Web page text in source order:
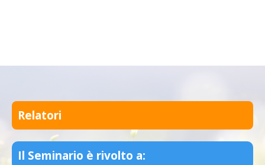
Relatori
Il Seminario è rivolto a: